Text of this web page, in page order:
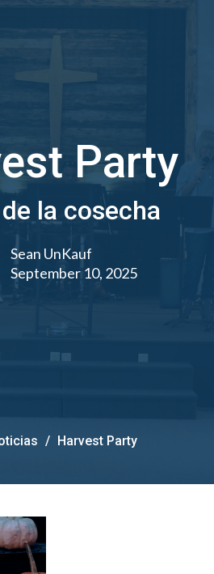
Party
la cosecha
Sean UnKauf
September 10, 2025
Harvest Party